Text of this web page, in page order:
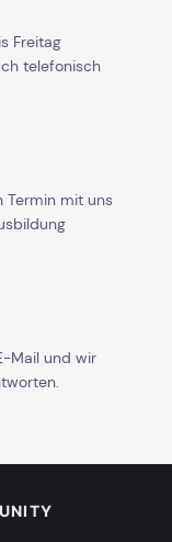
Freitag
telefonisch
Termin mit uns
Mail und wir